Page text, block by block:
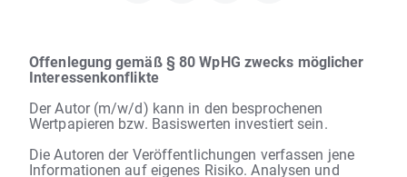
Offenlegung gemäß § 80 WpHG zwecks möglicher
Interessenkonflikte
Der Autor (m/w/d) kann in den besprochenen
Wertpapieren bzw. Basiswerten investiert sein.
Die Autoren der Veröffentlichungen verfassen jene
Informationen auf eigenes Risiko. Analysen und